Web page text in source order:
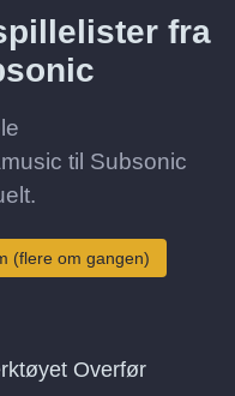
fra
til Subsonic
(flere om gangen)
Overfør